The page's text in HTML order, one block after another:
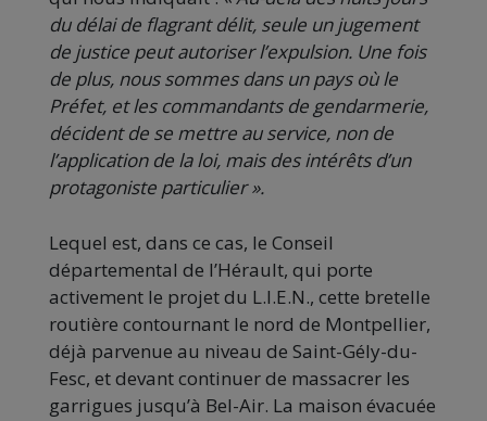
du délai de flagrant délit, seule un jugement
de justice peut autoriser l’expulsion. Une fois
de plus, nous sommes dans un pays où le
Préfet, et les commandants de gendarmerie,
décident de se mettre au service, non de
l’application de la loi, mais des intérêts d’un
protagoniste particulier ».
Lequel est, dans ce cas, le Conseil
départemental de l’Hérault, qui porte
activement le projet du L.I.E.N., cette bretelle
routière contournant le nord de Montpellier,
déjà parvenue au niveau de Saint-Gély-du-
Fesc, et devant continuer de massacrer les
garrigues jusqu’à Bel-Air. La maison évacuée